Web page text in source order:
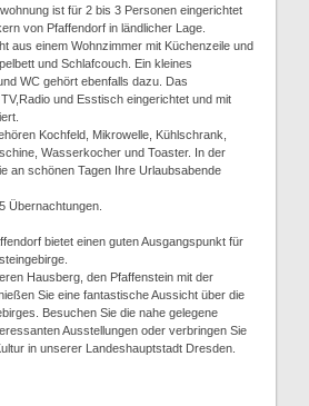
ist für 2 bis 3 Personen eingerichtet
von Pfaffendorf in ländlicher Lage.
aus einem Wohnzimmer mit Küchenzeile und
und Schlafcouch. Ein kleines
WC gehört ebenfalls dazu. Das
und Esstisch eingerichtet und mit
Kochfeld, Mikrowelle, Kühlschrank,
Wasserkocher und Toaster. In der
an schönen Tagen Ihre Urlaubsabende
Übernachtungen.
bietet einen guten Ausgangspunkt für
Hausberg, den Pfaffenstein mit der
Sie eine fantastische Aussicht über die
Besuchen Sie die nahe gelegene
Ausstellungen oder verbringen Sie
in unserer Landeshauptstadt Dresden.